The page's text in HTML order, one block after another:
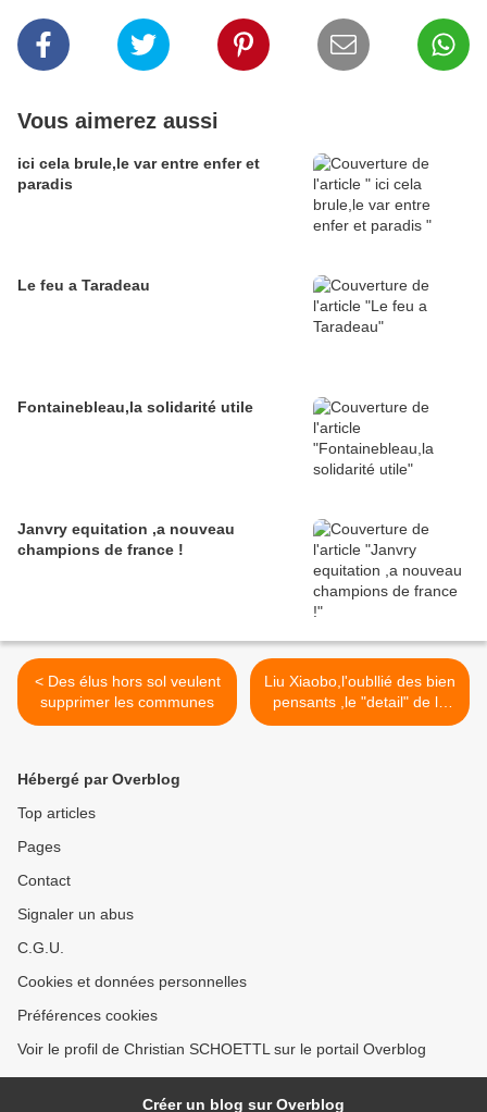
Vous aimerez aussi
ici cela brule,le var entre enfer et
paradis
Le feu a Taradeau
Fontainebleau,la solidarité utile
Janvry equitation ,a nouveau
champions de france !
< Des élus hors sol veulent
supprimer les communes
Liu Xiaobo,l'oubllié des bien
pensants ,le "detail" de la
real politik >
Hébergé par Overblog
Top articles
Pages
Contact
Signaler un abus
C.G.U.
Cookies et données personnelles
Préférences cookies
Voir le profil de Christian SCHOETTL sur le portail Overblog
Créer un blog sur Overblog